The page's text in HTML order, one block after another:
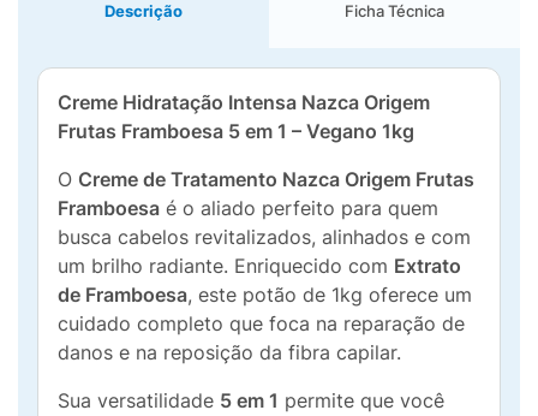
Descrição Ficha Técnica
Creme Hidratação Intensa Nazca Origem
Frutas Framboesa 5 em 1 – Vegano 1kg
O Creme de Tratamento Nazca Origem Frutas
Framboesa é o aliado perfeito para quem
busca cabelos revitalizados, alinhados e com
um brilho radiante. Enriquecido com Extrato
de Framboesa, este potão de 1kg oferece um
cuidado completo que foca na reparação de
danos e na reposição da fibra capilar.
Sua versatilidade 5 em 1 permite que você